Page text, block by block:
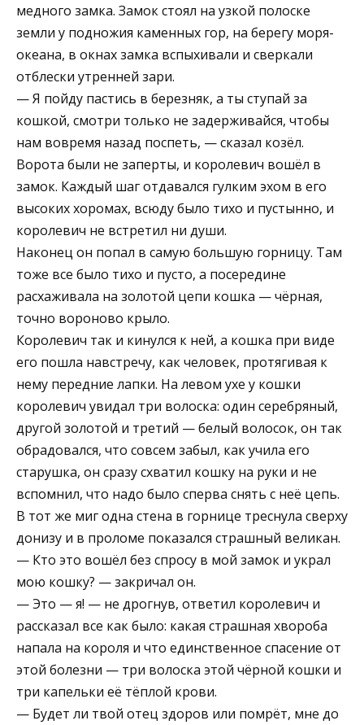
медного замка. Замок стоял на узкой полоске
земли у подножия каменных гор, на берегу моря-
океана, в окнах замка вспыхивали и сверкали
отблески утренней зари.
— Я пойду пастись в березняк, а ты ступай за
кошкой, смотри только не задерживайся, чтобы
нам вовремя назад поспеть, — сказал козёл.
Ворота были не заперты, и королевич вошёл в
замок. Каждый шаг отдавался гулким эхом в его
высоких хоромах, всюду было тихо и пустынно, и
королевич не встретил ни души.
Наконец он попал в самую большую горницу. Там
тоже все было тихо и пусто, а посередине
расхаживала на золотой цепи кошка — чёрная,
точно вороново крыло.
Королевич так и кинулся к ней, а кошка при виде
его пошла навстречу, как человек, протягивая к
нему передние лапки. На левом ухе у кошки
королевич увидал три волоска: один серебряный,
другой золотой и третий — белый волосок, он так
обрадовался, что совсем забыл, как учила его
старушка, он сразу схватил кошку на руки и не
вспомнил, что надо было сперва снять с неё цепь.
В тот же миг одна стена в горнице треснула сверху
донизу и в проломе показался страшный великан.
— Кто это вошёл без спросу в мой замок и украл
мою кошку? — закричал он.
— Это — я! — не дрогнув, ответил королевич и
рассказал все как было: какая страшная хвороба
напала на короля и что единственное спасение от
этой болезни — три волоска этой чёрной кошки и
три капельки её тёплой крови.
— Будет ли твой отец здоров или помрёт, мне до